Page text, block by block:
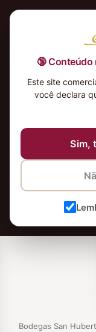
🔞 Conteúdo
Este site
você declara
Sim,
Bodegas San